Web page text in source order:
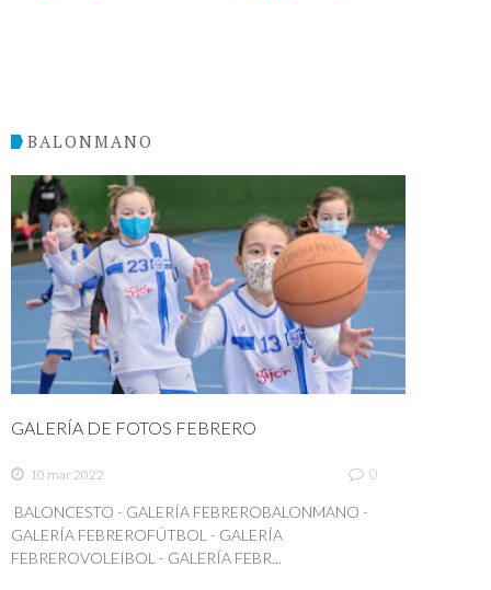
BALONMANO
GALERÍA DE FOTOS FEBRERO
10 mar 2022 0
BALONCESTO - GALERÍA FEBREROBALONMANO -
GALERÍA FEBREROFÚTBOL - GALERÍA
FEBREROVOLEIBOL - GALERÍA FEBR...